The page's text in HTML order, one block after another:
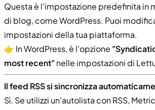
Questa è l'impostazione predefinita in
di blog, come WordPress. Puoi
impostazioni della tua piattaforma.
👉 In WordPress, è l'opzione
most recent" nelle impostazioni di
Il feed RSS si sincronizza
Sì. Se utilizzi un'autolista con RSS,